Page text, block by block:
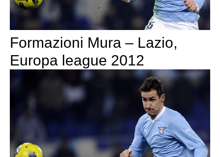
Formazioni Mura – Lazio,
Europa league 2012